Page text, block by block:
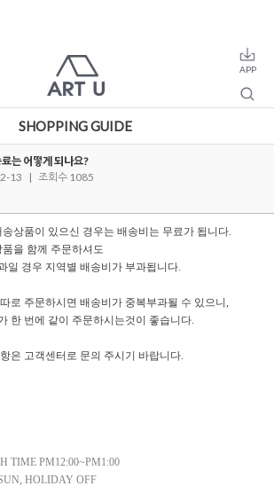
SHOPPING GUIDE
는 어떻게 되나요?
13 | 조회수 1085
송상품이 있으신 경우는 배송비는 무료가 됩니다.
을 함께 주문하셔도
일 경우 지역별 배송비가 부과됩니다.
로 주문하시면 배송비가 중복부과될 수 있으니,
한 번에 같이 주문하시는것이 좋습니다.
은 고객센터로 문의 주시기 바랍니다.
TIME PM12:00~PM1:00
HOLIDAY OFF